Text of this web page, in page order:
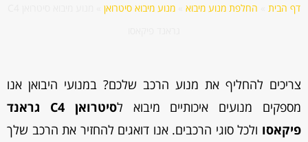
דף הבית החלפת מנוע מיבוא מנוע מיבוא סיטרואן
צריכים להחליף את מנוע הרכב שלכם? במנועי היבואן אנו
מספקים מנועים איכותיים מיבוא ל
סיטרואן C4 גראנד
פיקאסו ולכל סוגי הרכבים. אנו דואגים להחזיר את הרכב שלך